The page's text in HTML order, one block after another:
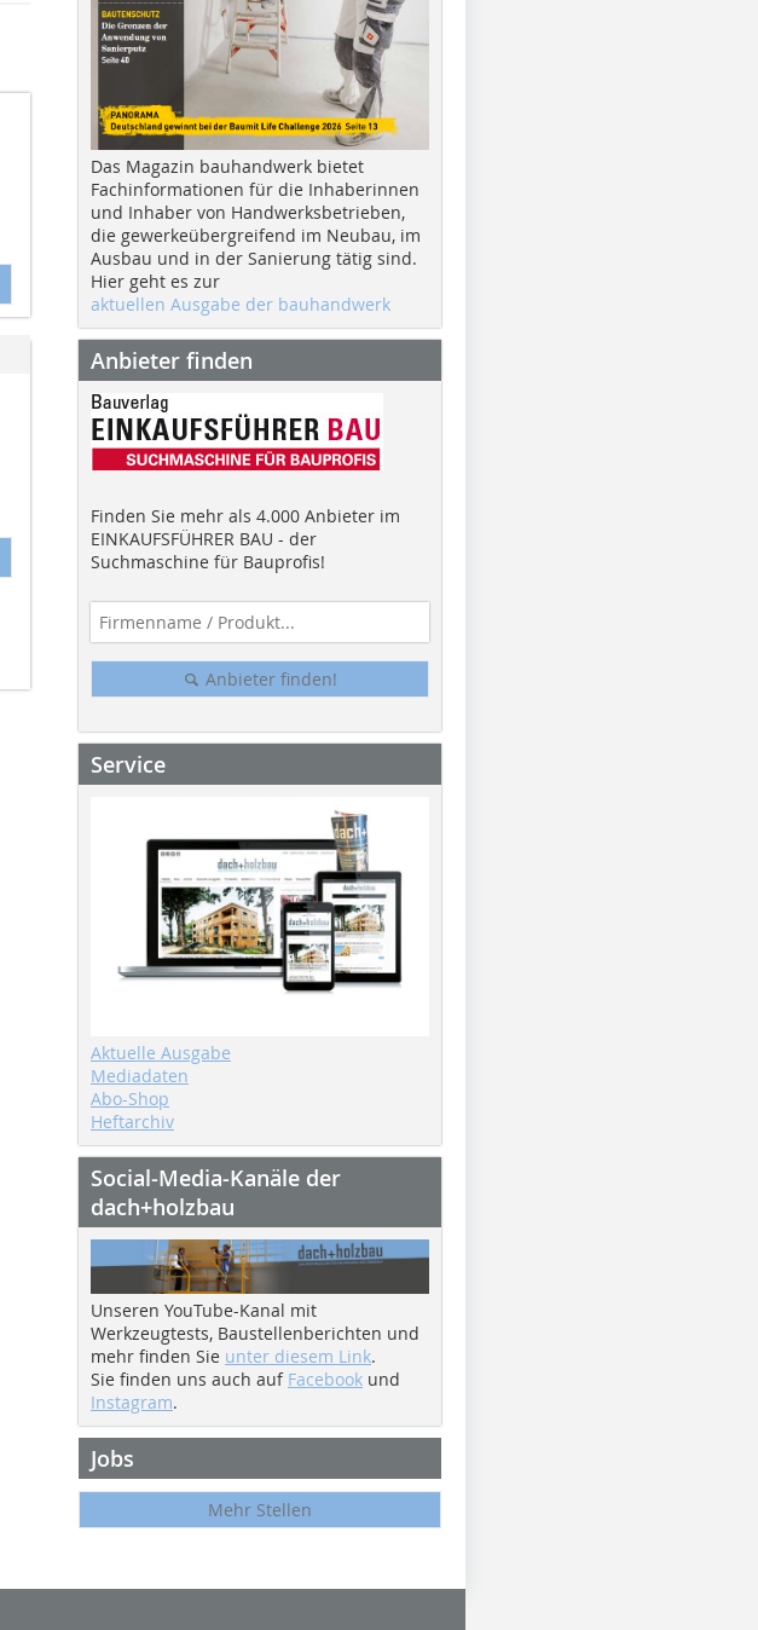
Das Magazin bauhandwerk bietet
Fachinformationen für die Inhaberinnen
und Inhaber von Handwerksbetrieben,
die gewerkeübergreifend im Neubau, im
Ausbau und in der Sanierung tätig sind.
Hier geht es zur
aktuellen Ausgabe der bauhandwerk
Anbieter finden
Finden Sie mehr als 4.000 Anbieter im
EINKAUFSFÜHRER BAU - der
Suchmaschine für Bauprofis!
Anbieter finden!
Service
Aktuelle Ausgabe
Mediadaten
Abo-Shop
Heftarchiv
Social-Media-Kanäle der
dach+holzbau
Unseren YouTube-Kanal mit
Werkzeugtests, Baustellenberichten und
mehr finden Sie unter diesem Link.
Sie finden uns auch auf Facebook und
Instagram.
Jobs
Mehr Stellen